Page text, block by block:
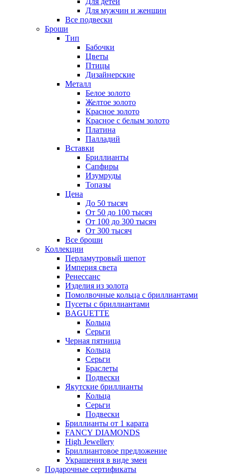
Для мужчин и женщин
Все подвески
Броши
Тип
Бабочки
Цветы
Птицы
Дизайнерские
Металл
Белое золото
Желтое золото
Красное золото
Красное с белым золото
Платина
Палладий
Вставки
Бриллианты
Сапфиры
Изумруды
Топазы
Цена
До 50 тысяч
От 50 до 100 тысяч
От 100 до 300 тысяч
От 300 тысяч
Все броши
Коллекции
Перламутровый шепот
Империя света
Ренессанс
Изделия из золота
Помолвочные кольца с бриллиантами
Пусеты с бриллиантами
BAGUETTE
Кольца
Серьги
Черная пятница
Кольца
Серьги
Браслеты
Подвески
Якутские бриллианты
Кольца
Серьги
Подвески
Бриллианты от 1 карата
FANCY DIAMONDS
High Jewellery
Бриллиантовое предложение
Украшения в виде змеи
Подарочные сертификаты